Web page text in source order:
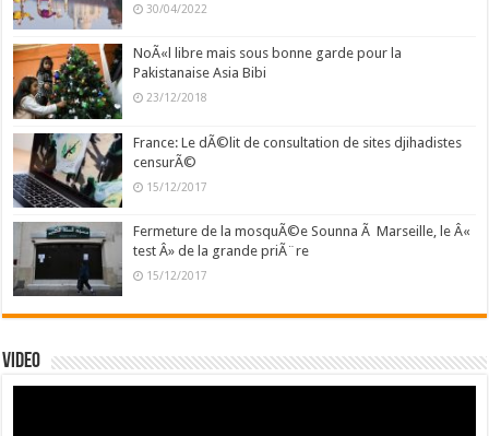
30/04/2022
NoÃ«l libre mais sous bonne garde pour la
Pakistanaise Asia Bibi
23/12/2018
France: Le dÃ©lit de consultation de sites djihadistes
censurÃ©
15/12/2017
Fermeture de la mosquÃ©e Sounna Ã Marseille, le Â«
test Â» de la grande priÃ¨re
15/12/2017
Video